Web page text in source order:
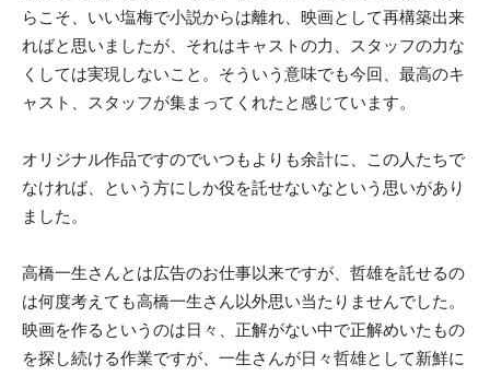
らこそ、いい塩梅で小説からは離れ、映画として再構築出来
ればと思いましたが、それはキャストの力、スタッフの力な
くしては実現しないこと。そういう意味でも今回、最高のキ
ャスト、スタッフが集まってくれたと感じています。
オリジナル作品ですのでいつもよりも余計に、この人たちで
なければ、という方にしか役を託せないなという思いがあり
ました。
高橋一生さんとは広告のお仕事以来ですが、哲雄を託せるの
は何度考えても高橋一生さん以外思い当たりませんでした。
映画を作るというのは日々、正解がない中で正解めいたもの
を探し続ける作業ですが、一生さんが日々哲雄として新鮮に